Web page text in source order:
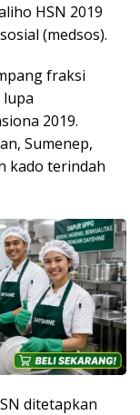
HSN 2019
(medsos).
fraksi
lupa
2019.
Sumenep,
kado terindah
ditetapkan